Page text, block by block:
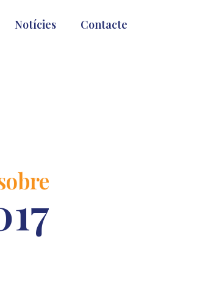
Notícies Contacte